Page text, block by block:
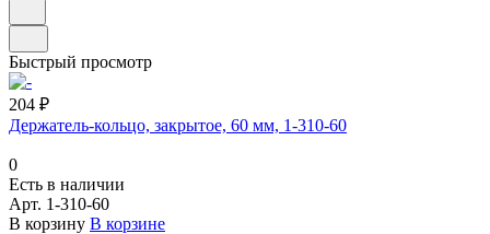
Быстрый просмотр
204 ₽
Держатель-кольцо, закрытое, 60 мм, 1-310-60
0
Есть в наличии
Арт. 1-310-60
В корзину В корзине